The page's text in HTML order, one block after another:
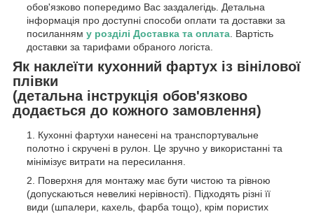
обов'язково попередимо Вас заздалегідь. Детальна
інформація про доступні способи оплати та доставки за
посиланням у розділі Доставка та оплата . Вартість
доставки за тарифами обраного логіста.
Як наклеїти кухонний фартух із вінілової
плівки
(детальна інструкція обов'язково
додається до кожного замовлення)
Кухонні фартухи нанесені на транспортувальне
полотно і скручені в рулон. Це зручно у використанні та
мінімізує витрати на пересилання.
Поверхня для монтажу має бути чистою та рівною
(допускаються невеликі нерівності). Підходять різні її
види (шпалери, кахель, фарба тощо), крім пористих